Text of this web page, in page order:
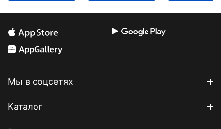
Мы в соцсетях
Каталог